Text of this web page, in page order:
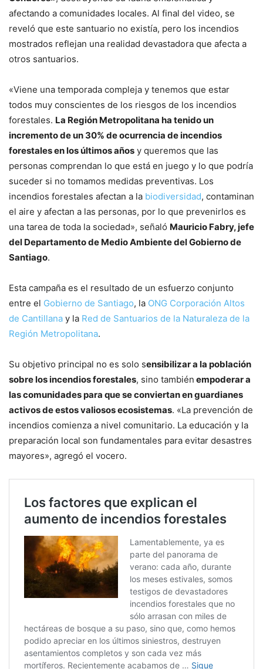
afectando a comunidades locales. Al final del video, se
reveló que este santuario no existía, pero los incendios
mostrados reflejan una realidad devastadora que afecta a
otros santuarios.
«Viene una temporada compleja y tenemos que estar
todos muy conscientes de los riesgos de los incendios
forestales. La Región Metropolitana ha tenido un
incremento de un 30% de ocurrencia de incendios
forestales en los últimos años y queremos que las
personas comprendan lo que está en juego y lo que podría
suceder si no tomamos medidas preventivas. Los
incendios forestales afectan a la biodiversidad, contaminan
el aire y afectan a las personas, por lo que prevenirlos es
una tarea de toda la sociedad», señaló Mauricio Fabry, jefe
del Departamento de Medio Ambiente del Gobierno de
Santiago.
Esta campaña es el resultado de un esfuerzo conjunto
entre el Gobierno de Santiago, la ONG Corporación Altos
de Cantillana y la Red de Santuarios de la Naturaleza de la
Región Metropolitana.
Su objetivo principal no es solo sensibilizar a la población
sobre los incendios forestales, sino también empoderar a
las comunidades para que se conviertan en guardianes
activos de estos valiosos ecosistemas. «La prevención de
incendios comienza a nivel comunitario. La educación y la
preparación local son fundamentales para evitar desastres
mayores», agregó el vocero.